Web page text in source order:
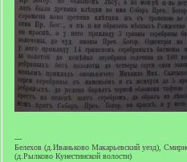
---
Белехов (д.Иваньково Макарьевский уезд),
(д.Рылково Кунестинской волости)